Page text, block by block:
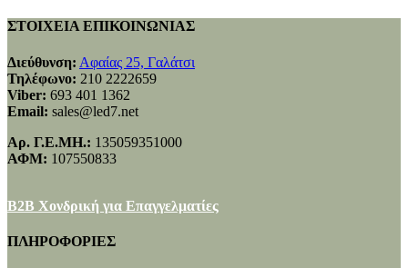
ΣΤΟΙΧΕΙΑ ΕΠΙΚΟΙΝΩΝΙΑΣ
Διεύθυνση: Αφαίας 25, Γαλάτσι
Τηλέφωνο: 210 2222659
Viber: 693 401 1362
Email: sales@led7.net
Αρ. Γ.Ε.ΜΗ.: 135059351000
ΑΦΜ: 107550833
B2B Χονδρική για Επαγγελματίες
ΠΛΗΡΟΦΟΡΙΕΣ